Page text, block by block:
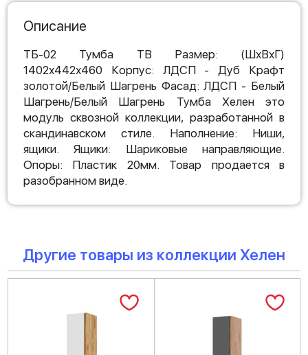
Описание
ТБ-02 Тумба ТВ Размер: (ШхВхГ)
1402х442х460 Корпус: ЛДСП - Дуб Крафт
золотой/Белый Шагрень Фасад: ЛДСП - Белый
Шагрень/Белый Шагрень Тумба Хелен это
модуль сквозной коллекции, разработанной в
скандинавском стиле. Наполнение: Ниши,
ящики. Ящики: Шариковые направляющие.
Опоры: Пластик 20мм. Товар продается в
разобранном виде.
Другие товары из коллекции Хелен